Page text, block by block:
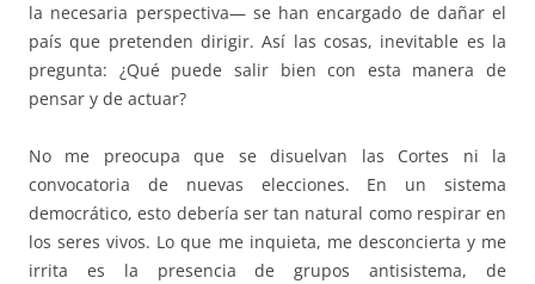
la necesaria perspectiva— se han encargado de dañar el
país que pretenden dirigir. Así las cosas, inevitable es la
pregunta: ¿Qué puede salir bien con esta manera de
pensar y de actuar?
No me preocupa que se disuelvan las Cortes ni la
convocatoria de nuevas elecciones. En un sistema
democrático, esto debería ser tan natural como respirar en
los seres vivos. Lo que me inquieta, me desconcierta y me
irrita es la presencia de grupos antisistema, de